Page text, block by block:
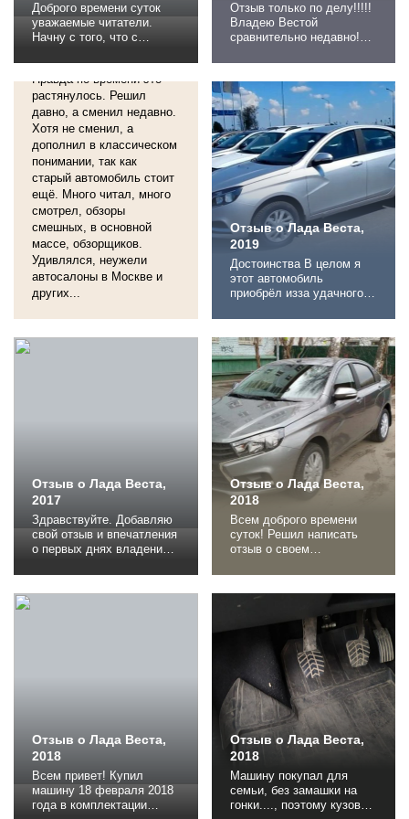
Доброго времени суток
уважаемые читатели.
Начну с того, что c
знаком довольно хорошо.
Первой машиной была
ВАЗ 21099 выпуска
середины 90х годов.
Куплена была на
последнем курсе моей
учебы в универе и на тот
момент казалась мне
просто какимто
космолетом) Затем была
ВАЗ 2112, ВАЗ...
Отзыв только по делу!!!!!
Владею Вестой
сравнительно недавно!
ряд недостатков и
набраться впечатлений!!
1. Что касается
управляемости, комфорта
и соотношения
ценакачество вопросов
абсолютно не возникает.
2. Самый раздражающий
недостаток (судя по
отзывам встречается у...
Отзыв о Лада Веста,
2021
Решил сменить авто.
Правда по времени это
растянулось. Решил
давно, а сменил недавно.
Хотя не сменил, а
дополнил в классическом
понимании, так как
старый автомобиль стоит
ещё. Много читал, много
смотрел, обзоры
смешных, в основной
массе, обзорщиков.
Удивлялся, неужели
автосалоны в Москве и
других...
Отзыв о Лада Веста,
2019
Достоинства В целом я
этот автомобиль
приобрёл изза удачного
багажника и просторного
салона для пассажиров,
сидящих сзади. Веста не
плохо управляется в
городе и совсем не плохо
держит дорогу на трассе,
для своего бюджета
очень даже удалась
Недостатки По
шумоизоляции...
Отзыв о Лада Веста,
2017
Здравствуйте. Добавляю
свой отзыв и впечатления
о первых днях владения
сентября.Предоплата
10000 руб. Пришла 30
Отзыв о Лада Веста,
2018
Всем доброго времени
суток! Решил написать
отзыв о своем
В 2012 году купил свой
первый автомобиль
Toyota Vitz 1999г.в. в
хорошей комплектации со
смотанным пробегом.
Авто был хороший,
теплый, нес свою службу,
за все время
эксплуатации (10
месяцев) заменил пару
датчиков...
Отзыв о Лада Веста,
2018
Всем привет! Купил
машину 18 февраля 2018
года в комплектации
Отзыв о Лада Веста,
2018
Машину покупал для
семьи, без замашки на
гонки...., поэтому кузов